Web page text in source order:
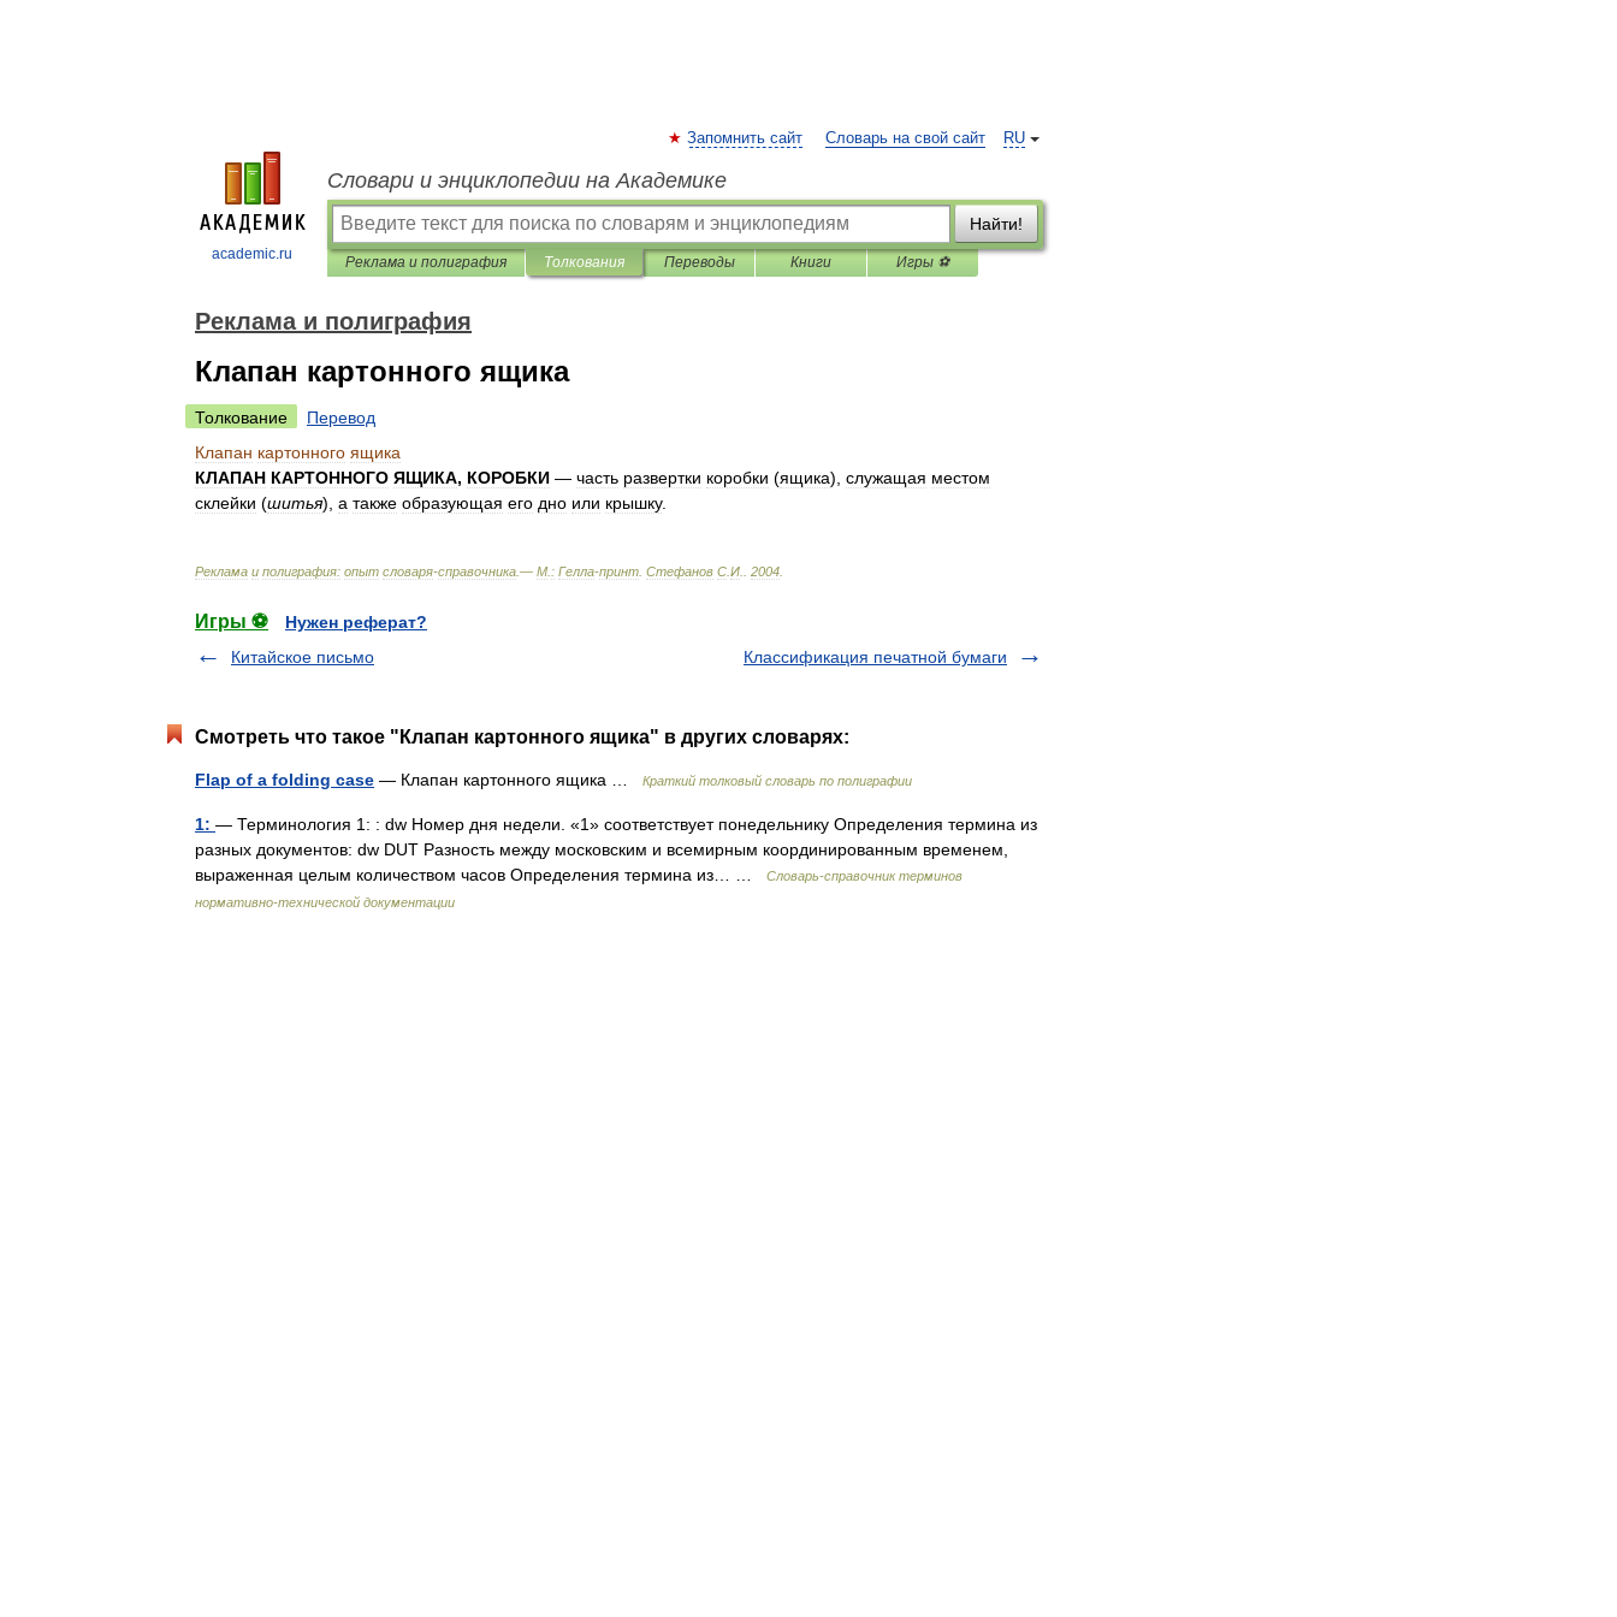
academic.ru
RU
Запомнить сайт Словарь на свой сайт
Словари и энциклопедии на Академике
Найти!
Реклама и полиграфия Толкования Переводы Книги Игры ⚽
Реклама и полиграфия
Клапан картонного ящика
Толкование
Перевод
Клапан картонного ящика
КЛАПАН КАРТОННОГО ЯЩИКА, КОРОБКИ — часть развертки коробки (ящика), служащая местом
склейки (шитья), а также образующая его дно или крышку.
Реклама и полиграфия: опыт словаря-справочника .— М : Гелла-принт Стефанов С И 2004
Игры ⚽
Нужен реферат?
Китайское письмо
Классификация печатной бумаги
Смотреть что такое "Клапан картонного ящика" в других словарях:
Flap of a folding case — Клапан картонного ящика … Краткий толковый словарь по полиграфии
1: — Терминология 1: : dw Номер дня недели. «1» соответствует понедельнику Определения термина из
разных документов: dw DUT Разность между московским и всемирным координированным временем,
выраженная целым количеством часов Определения термина из… …
Словарь-справочник терминов
нормативно-технической документации